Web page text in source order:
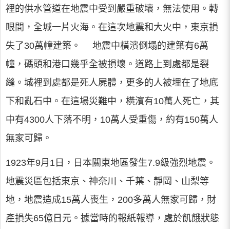
裡的供水管道在地震中受到嚴重破壞，無法使用。轉
眼間，全城一片火海。在這次地震和大火中，東京損
失了30萬幢建築。 地震中橫濱倒塌的建築有6萬
幢，碼頭和港口幾乎全被損壞。道路上到處都是裂
縫。城裡到處都是死人屍體，更多的人被埋在了地底
下和亂石中。在這場災難中，橫濱有10萬人死亡，其
中有4300人下落不明，10萬人受重傷，約有150萬人
無家可歸。
1923年9月1日，日本關東地區發生7.9級強烈地震。
地震災區包括東京、神奈川、千葉、靜岡、山梨等
地，地震造成15萬人喪生，200多萬人無家可歸，財
產損失65億日元。據當時的報紙報導，處於飢餓狀態